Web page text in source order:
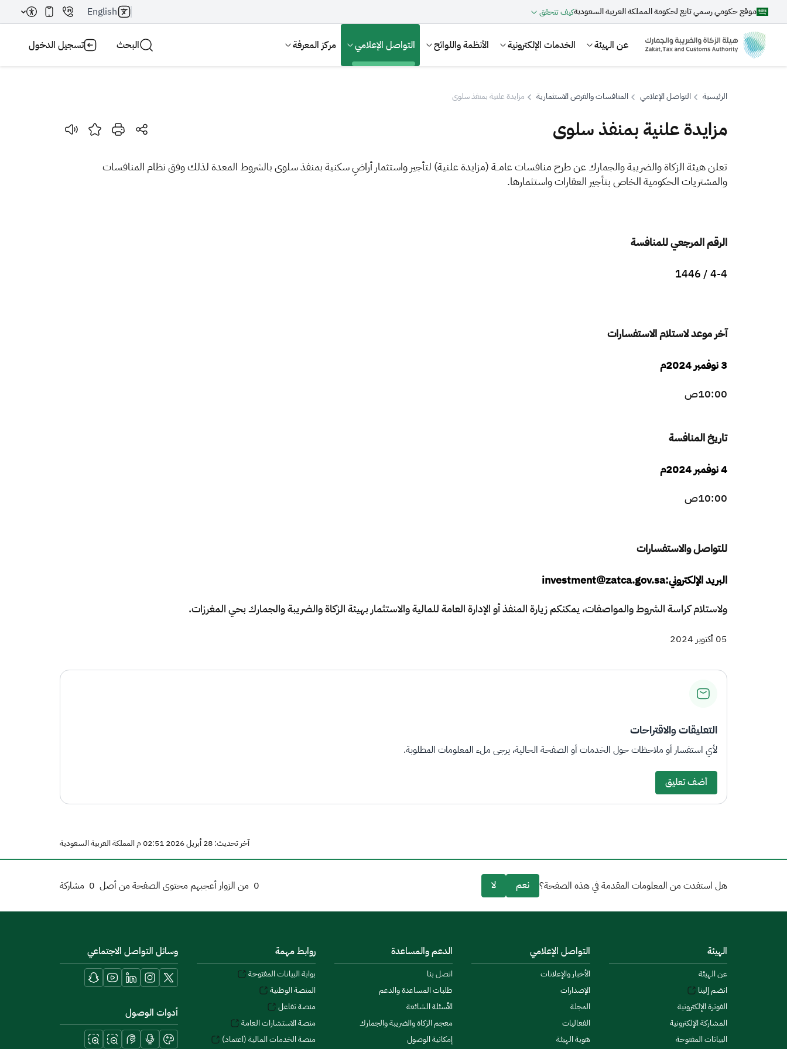
موقع حكومي رسمي تابع لحكومة المملكة العربية السعوديةكيف تتحقق English
عن الهيئة الخدمات الإلكترونية الأنظمة واللوائح التواصل الإعلامي مركز المعرفة البحث تسجيل الدخول
بحث
الرئيسية التواصل الإعلامي المنافسات والفرص الاستثمارية مزايدة علنية بمنفذ سلوى
مزايدة علنية بمنفذ سلوى
​​​​​​تعلن هيئة الزكاة والضريبة والجمارك عن طرح منافسات عامــة (مزايدة علنية) لتأجير واستثمار أراضِ سكنية بمنفذ سلوى بالشروط المعدة لذلكوفق نظام المنافسات
والمشتريات الحكومية الخاص بتأجير العقارات واستثمارها.
الرقم المرجعي للمنافسة
4-4 / 1446
آخر موعد لاستلام الاستفسارات
3 نوفمبر 20
24م
10:00ص
تاريخ المنافسة
4 نوفمبر 2024م
10:00ص
للتواصل والاستفسارات
البريد الإلكتروني:investment@zatca.gov.sa
ولاستلام كراسة الشروط والمواصفات، يمكنكم زيارة المنفذ أو الإدارة العامة للمالية والاستثمار بهيئة الزكاة والضريبة والجمارك بحي المغرزات.
05 أكتوبر 2024
التعليقات والاقتراحات
لأي استفسار أو ملاحظات حول الخدمات أو الصفحة الحالية، يرجى ملء المعلومات المطلوبة.
أضف تعليق
آخر تحديث: 28 أبريل 2026 02:51 م المملكة العربية السعودية
0 من الزوار أعجبهم محتوى الصفحة من أصل 0 مشاركة هل استفدت من المعلومات المقدمة في هذه الصفحة؟ نعم لا
الهيئة
عن الهيئة
انضم إلينا
الفوترة الإلكترونية
المشاركة الإلكترونية
البيانات المفتوحة
التواصل الإعلامي
الأخبار والإعلانات
الإصدارات
المجلة
الفعاليات
هوية الهيئة
الدعم والمساعدة
اتصل بنا
طلبات المساعدة والدعم
الأسئلة الشائعة
معجم الزكاة والضريبة والجمارك
إمكانية الوصول
روابط مهمة
بوابة البيانات المفتوحة
المنصة الوطنية
منصة تفاعل
منصة الاستشارات العامة
منصة الخدمات المالية (اعتماد)
وسائل التواصل الاجتماعي
أدوات الوصول